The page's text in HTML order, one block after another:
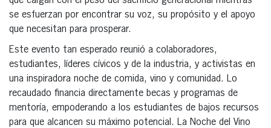
se esfuerzan por encontrar su voz, su propósito y el apoyo
que necesitan para prosperar.
Este evento tan esperado reunió a colaboradores,
estudiantes, líderes cívicos y de la industria, y activistas en
una inspiradora noche de comida, vino y comunidad. Lo
recaudado financia directamente becas y programas de
mentoría, empoderando a los estudiantes de bajos recursos
para que alcancen su máximo potencial. La Noche del Vino